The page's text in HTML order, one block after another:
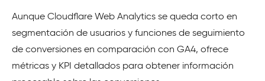
Aunque Cloudflare Web Analytics se queda corto en
segmentación de usuarios y funciones de seguimiento
de conversiones en comparación con GA4, ofrece
métricas y KPI detallados para obtener información